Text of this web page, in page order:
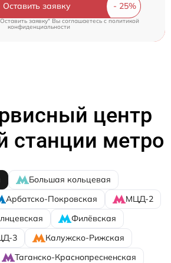
Оставить заявку
заявку" Вы соглашаетесь cполитикой
конфиденциальности
центр
станции метро
Большая кольцевая
Арбатско-Покровская
МЦД-2
Филёвская
3
Калужско-Рижская
Таганско-Краснопресненская